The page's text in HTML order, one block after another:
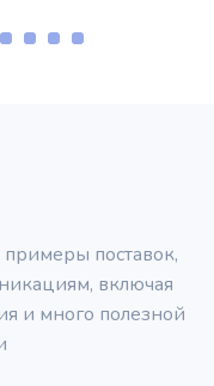
поставок,
включая
и много полезной